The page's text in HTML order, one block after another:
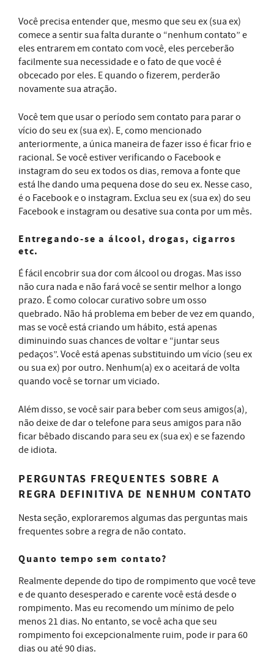
Você precisa entender que, mesmo que seu ex (sua ex)
comece a sentir sua falta durante o “nenhum contato” e
eles entrarem em contato com você, eles perceberão
facilmente sua necessidade e o fato de que você é
obcecado por eles. E quando o fizerem, perderão
novamente sua atração.
Você tem que usar o período sem contato para parar o
vício do seu ex (sua ex). E, como mencionado
anteriormente, a única maneira de fazer isso é ficar frio e
racional. Se você estiver verificando o Facebook e
instagram do seu ex todos os dias, remova a fonte que
está lhe dando uma pequena dose do seu ex. Nesse caso,
é o Facebook e o instagram. Exclua seu ex (sua ex) do seu
Facebook e instagram ou desative sua conta por um mês.
Entregando-se a álcool, drogas, cigarros
etc.
É fácil encobrir sua dor com álcool ou drogas. Mas isso
não cura nada e não fará você se sentir melhor a longo
prazo. É como colocar curativo sobre um osso
quebrado. Não há problema em beber de vez em quando,
mas se você está criando um hábito, está apenas
diminuindo suas chances de voltar e “juntar seus
pedaços”. Você está apenas substituindo um vício (seu ex
ou sua ex) por outro. Nenhum(a) ex o aceitará de volta
quando você se tornar um viciado.
Além disso, se você sair para beber com seus amigos(a),
não deixe de dar o telefone para seus amigos para não
ficar bêbado discando para seu ex (sua ex) e se fazendo
de idiota.
PERGUNTAS FREQUENTES SOBRE A
REGRA DEFINITIVA DE NENHUM CONTATO
Nesta seção, exploraremos algumas das perguntas mais
frequentes sobre a regra de não contato.
Quanto tempo sem contato?
Realmente depende do tipo de rompimento que você teve
e de quanto desesperado e carente você está desde o
rompimento. Mas eu recomendo um mínimo de pelo
menos 21 dias. No entanto, se você acha que seu
rompimento foi excepcionalmente ruim, pode ir para 60
dias ou até 90 dias.